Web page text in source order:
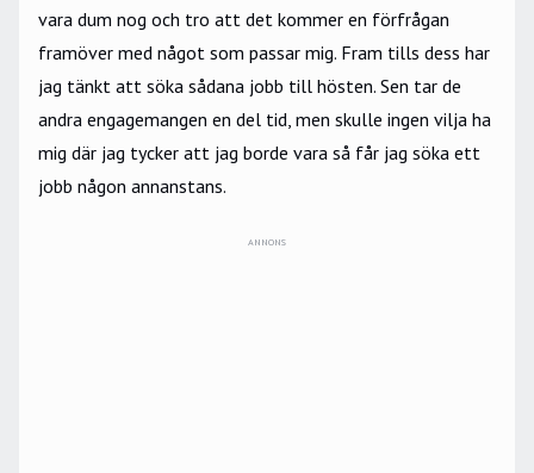
vara dum nog och tro att det kommer en förfrågan
framöver med något som passar mig. Fram tills dess har
jag tänkt att söka sådana jobb till hösten. Sen tar de
andra engagemangen en del tid, men skulle ingen vilja ha
mig där jag tycker att jag borde vara så får jag söka ett
jobb någon annanstans.